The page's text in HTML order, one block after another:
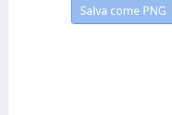
Salva come PNG